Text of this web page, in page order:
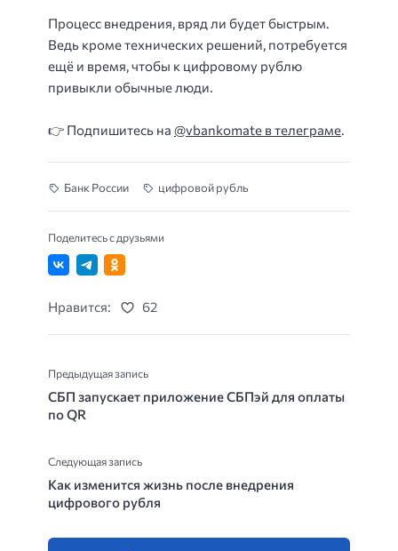
Процесс внедрения, вряд ли будет быстрым.
Ведь кроме технических решений, потребуется
ещё и время, чтобы к цифровому рублю
привыкли обычные люди.
👉 Подпишитесь на @vbankomate в телеграме.
Банк России цифровой рубль
Поделитесь с друзьями
Нравится: 62
Предыдущая запись
СБП запускает приложение СБПэй для оплаты
по QR
Следующая запись
Как изменится жизнь после внедрения
цифрового рубля